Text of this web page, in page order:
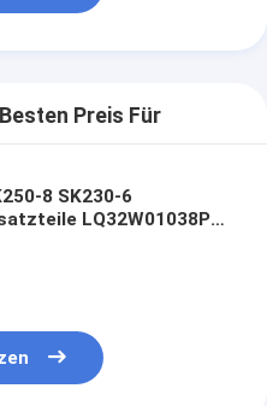
Preis Für
8 SK230-6
LQ32W01038P1